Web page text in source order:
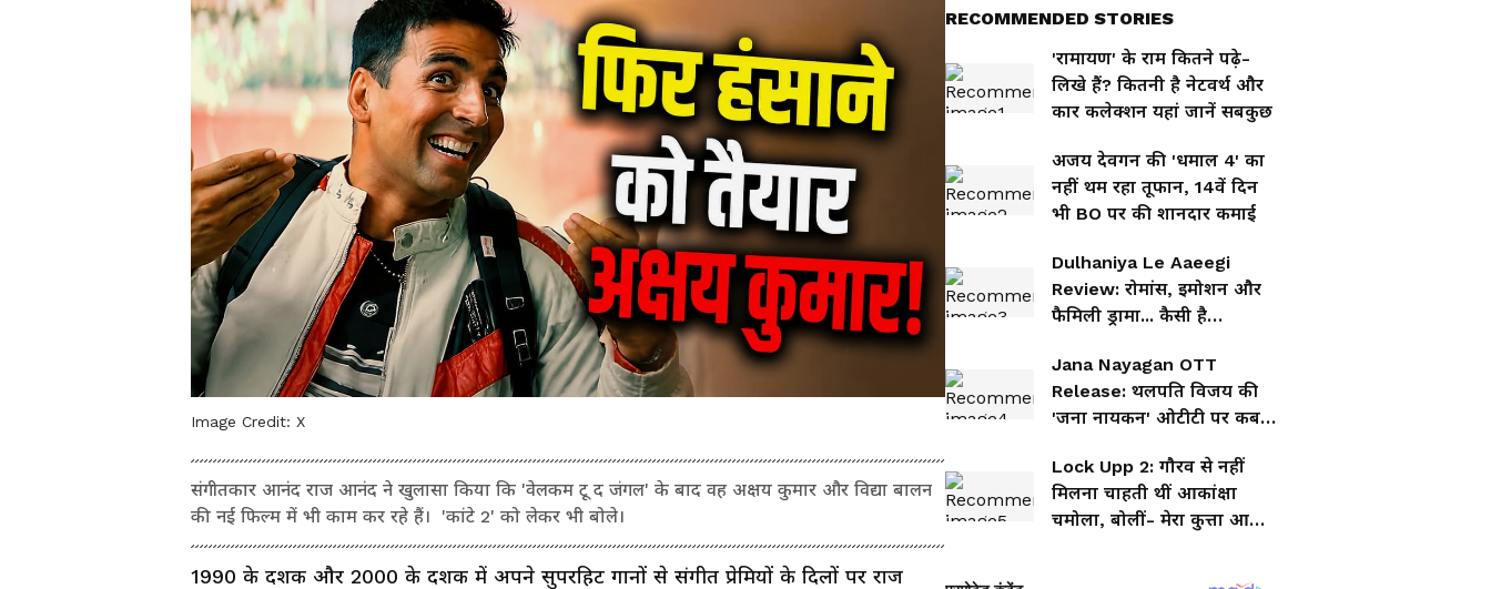
Image Credit: X
संगीतकार आनंद राज आनंद ने खुलासा किया कि 'वेलकम टू द जंगल' के बाद वह अक्षय कुमार और विद्या बालन
की नई फिल्म में भी काम कर रहे हैं। 'कांटे 2' को लेकर भी बोले।
1990 के दशक और 2000 के दशक में अपने सुपरहिट गानों से संगीत प्रेमियों के दिलों पर राज
RECOMMENDED STORIES
'रामायण' के राम कितने पढ़े-
लिखे हैं? कितनी है नेटवर्थ और
कार कलेक्शन यहां जानें सबकुछ
अजय देवगन की 'धमाल 4' का
नहीं थम रहा तूफान, 14वें दिन
भी BO पर की शानदार कमाई
Dulhaniya Le Aaeegi
Review: रोमांस, इमोशन और
फैमिली ड्रामा... कैसी है
Jana Nayagan OTT
Release: थलपति विजय की
'जना नायकन' ओटीटी पर कब
Lock Upp 2: गौरव से नहीं
मिलना चाहती थीं आकांक्षा
चमोला, बोलीं- मेरा कुत्ता आ